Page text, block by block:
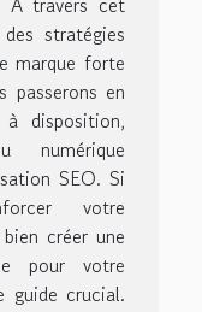
stratégies
marque forte
passerons en
disposition,
numérique
SEO. Si
votre
créer une
pour votre
guide crucial.